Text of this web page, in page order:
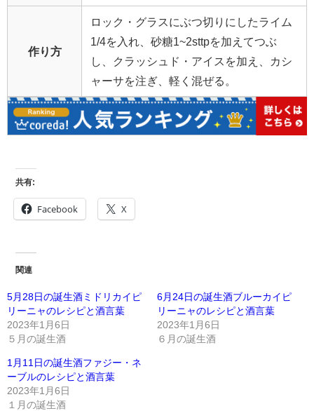
作り方
ロック・グラスにぶつ切りにしたライム
1/4を入れ、砂糖1~2sttpを加えてつぶ
し、クラッシュド・アイスを加え、カシ
ャーサを注ぎ、軽く混ぜる。
共有:
Facebook X
関連
5月28日の誕生酒ミドリカイピ
リーニャのレシピと酒言葉
2023年1月6日
５月の誕生酒
6月24日の誕生酒ブルーカイピ
リーニャのレシピと酒言葉
2023年1月6日
６月の誕生酒
1月11日の誕生酒ファジー・ネ
ーブルのレシピと酒言葉
2023年1月6日
１月の誕生酒